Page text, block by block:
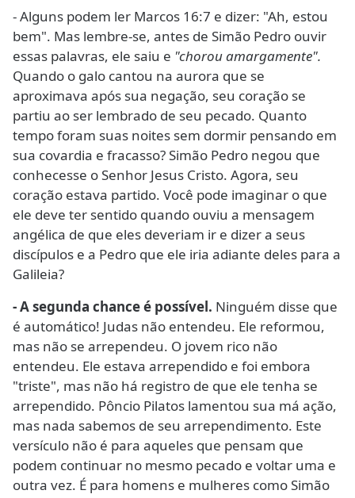
- Alguns podem ler Marcos 16:7 e dizer: "Ah, estou
bem". Mas lembre-se, antes de Simão Pedro ouvir
essas palavras, ele saiu e "chorou amargamente".
Quando o galo cantou na aurora que se
aproximava após sua negação, seu coração se
partiu ao ser lembrado de seu pecado. Quanto
tempo foram suas noites sem dormir pensando em
sua covardia e fracasso? Simão Pedro negou que
conhecesse o Senhor Jesus Cristo. Agora, seu
coração estava partido. Você pode imaginar o que
ele deve ter sentido quando ouviu a mensagem
angélica de que eles deveriam ir e dizer a seus
discípulos e a Pedro que ele iria adiante deles para a
Galileia?
- A segunda chance é possível. Ninguém disse que
é automático! Judas não entendeu. Ele reformou,
mas não se arrependeu. O jovem rico não
entendeu. Ele estava arrependido e foi embora
"triste", mas não há registro de que ele tenha se
arrependido. Pôncio Pilatos lamentou sua má ação,
mas nada sabemos de seu arrependimento. Este
versículo não é para aqueles que pensam que
podem continuar no mesmo pecado e voltar uma e
outra vez. É para homens e mulheres como Simão